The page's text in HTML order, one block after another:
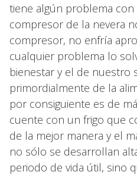
tiene algún problema con
compresor de la nevera
compresor, no enfría
cualquier problema lo
bienestar y el de nuestro
primordialmente de la
por consiguiente es de
cuente con un frigo que
de la mejor manera y el
no sólo se desarrollan
periodo de vida útil, sino